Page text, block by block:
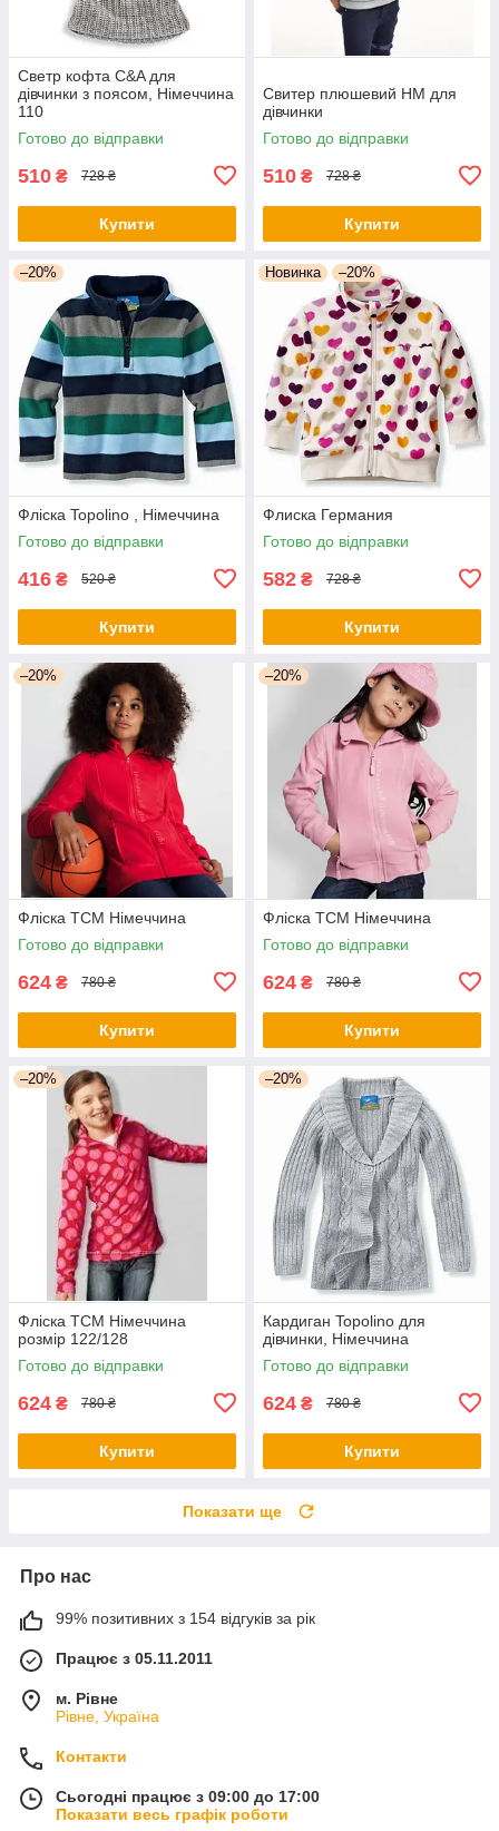
Светр кофта C&A для
дівчинки з поясом, Німеччина
110
Готово до відправки
510 ₴ 728 ₴
Купити
Свитер плюшевий НМ для
дівчинки
Готово до відправки
510 ₴ 728 ₴
Купити
–20%
Фліска Topolino , Німеччина
Готово до відправки
416 ₴ 520 ₴
Купити
Новинка –20%
Флиска Германия
Готово до відправки
582 ₴ 728 ₴
Купити
–20%
Фліска TCM Німеччина
Готово до відправки
624 ₴ 780 ₴
Купити
–20%
Фліска TCM Німеччина
Готово до відправки
624 ₴ 780 ₴
Купити
–20%
Фліска TCM Німеччина
розмір 122/128
Готово до відправки
624 ₴ 780 ₴
Купити
–20%
Кардиган Topolino для
дівчинки, Німеччина
Готово до відправки
624 ₴ 780 ₴
Купити
Показати ще
Про нас
99% позитивних з 154 відгуків за рік
Працює з 05.11.2011
м. Рівне
Рівне, Україна
Контакти
Сьогодні працює з 09:00 до 17:00
Показати весь графік роботи